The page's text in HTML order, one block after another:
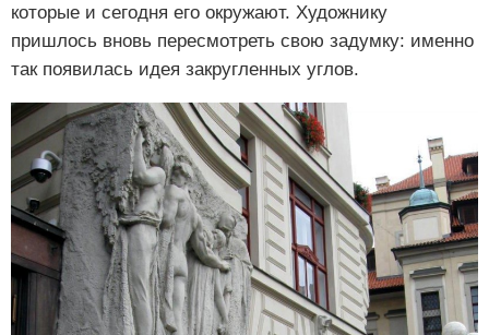
которые и сегодня его окружают. Художнику
пришлось вновь пересмотреть свою задумку: именно
так появилась идея закругленных углов.